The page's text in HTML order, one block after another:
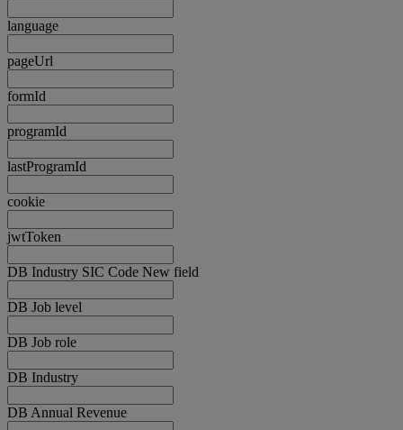
language
pageUrl
formId
programId
lastProgramId
cookie
jwtToken
DB Industry SIC Code New field
DB Job level
DB Job role
DB Industry
DB Annual Revenue